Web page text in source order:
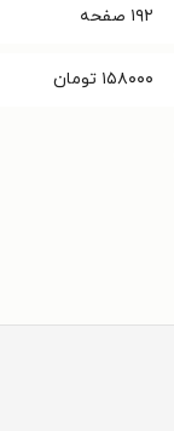
۱۹۲ صفحه
۱۵۸۰۰۰ تومان